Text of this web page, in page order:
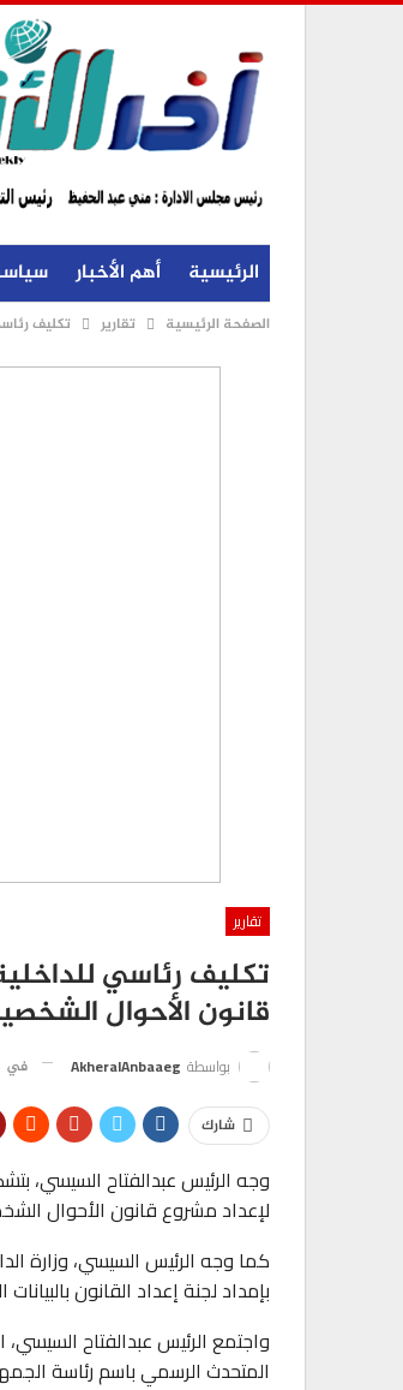
الرئيسية أهم الأخبار
الصفحة الرئيسية تقارير تكليف
تقارير
تكليف رئاسي
قانون الأحوال
بواسطة AkheralAnbaaeg في
شارك
وجه الرئيس عبدالفتاح السيسي،
لإعداد مشروع قانون الأحوال
كما وجه الرئيس السيسي، وزارة
بإمداد لجنة إعداد القانون
واجتمع الرئيس عبدالفتاح
المتحدث الرسمي باسم رئاسة